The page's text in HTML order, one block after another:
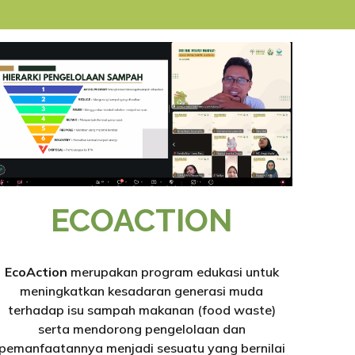
ECOACTION
EcoAction merupakan program edukasi untuk
meningkatkan kesadaran generasi muda
terhadap isu sampah makanan (food waste)
serta mendorong pengelolaan dan
menjadi sesuatu yang bernilai